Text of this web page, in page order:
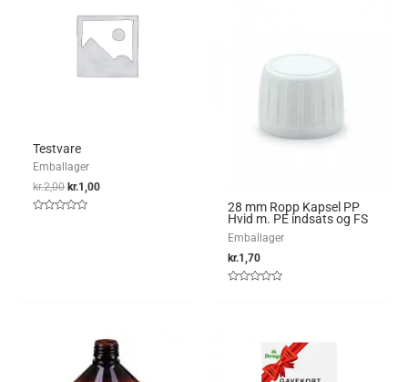
Testvare
Emballager
kr.2,00 kr.1,00
28 mm Ropp Kapsel PP
Hvid m. PE indsats og FS
Emballager
kr.1,70